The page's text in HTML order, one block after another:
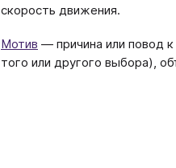
скорость движения.
Мотив — причина или повод
того или другого выбора),